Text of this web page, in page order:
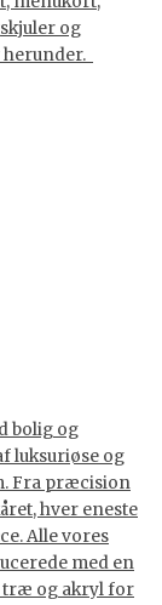
og
herunder.
bolig og
luksuriøse og
Fra præcision
hver eneste
Alle vores
med en
træ og akryl for